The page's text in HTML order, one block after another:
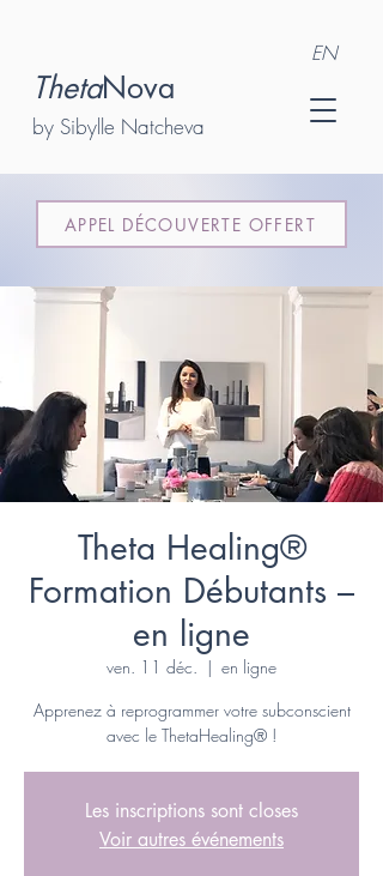
EN
ThetaNova
by Sibylle Natcheva
APPEL DÉCOUVERTE OFFERT
Theta Healing®
Formation Débutants –
en ligne
ven. 11 déc.
  |
en ligne
Apprenez à reprogrammer votre subconscient
avec le ThetaHealing® !
Les inscriptions sont closes
Voir autres événements